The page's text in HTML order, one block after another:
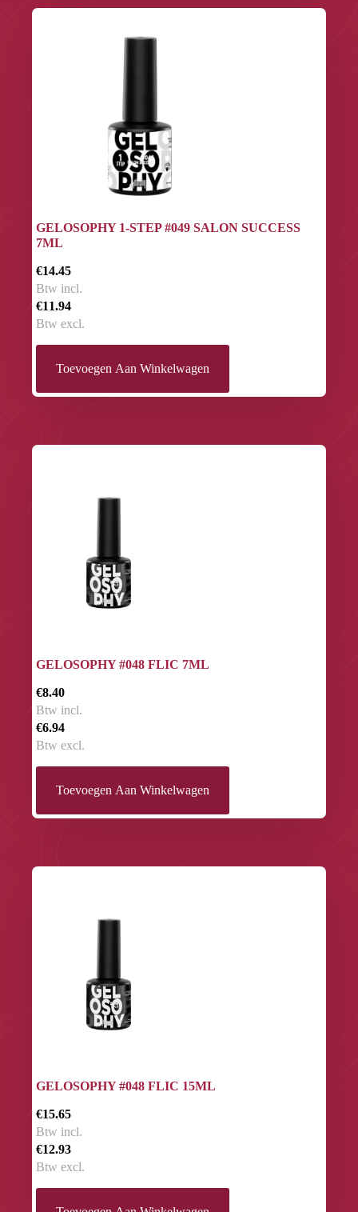
GELOSOPHY 1-STEP #049 SALON SUCCESS
7ML
€14.45
Btw incl.
€11.94
Btw excl.
Toevoegen Aan Winkelwagen
GELOSOPHY #048 FLIC 7ML
€8.40
Btw incl.
€6.94
Btw excl.
Toevoegen Aan Winkelwagen
GELOSOPHY #048 FLIC 15ML
€15.65
Btw incl.
€12.93
Btw excl.